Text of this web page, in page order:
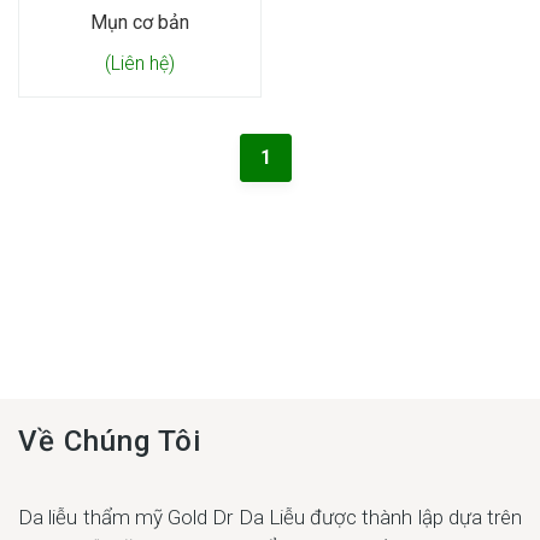
Mụn cơ bản
(Liên hệ)
1
Về Chúng Tôi
Da liễu thẩm mỹ Gold Dr Da Liễu được thành lập dựa trên